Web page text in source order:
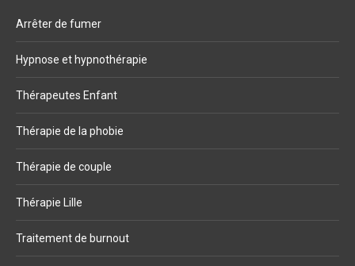
Arrêter de fumer
Hypnose et hypnothérapie
Thérapeutes Enfant
Thérapie de la phobie
Thérapie de couple
Thérapie Lille
Traitement de burnout